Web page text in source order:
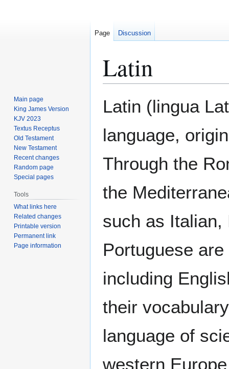
Latin
Latin (lingua
language,
Through the
the
such as Italian,
Portuguese
including
their
language of
western
Page Discussion
Main page
King James Version
KJV 2023
Textus Receptus
Old Testament
New Testament
Recent changes
Random page
Special pages
Tools
What links here
Related changes
Printable version
Permanent link
Page information